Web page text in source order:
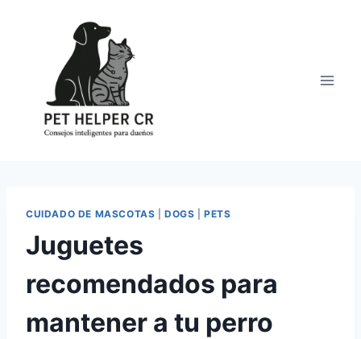
CUIDADO DE MASCOTAS |DOGS |PETS
Juguetes
recomendados para
mantener a tu perro